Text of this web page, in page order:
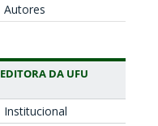
Autores
EDITORA DA UFU
Institucional